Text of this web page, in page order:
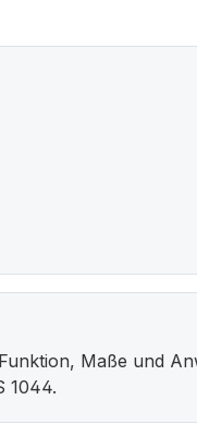
Maße und
1044.